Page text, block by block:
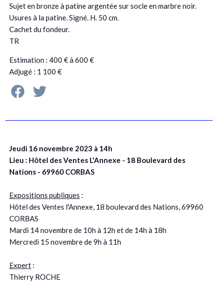
Sujet en bronze à patine argentée sur socle en marbre noir.
Usures à la patine. Signé. H. 50 cm.
Cachet du fondeur.
TR
Estimation : 400 € à 600 €
Adjugé : 1 100 €
Jeudi 16 novembre 2023 à 14h
Lieu : Hôtel des Ventes L'Annexe - 18 Boulevard des
Nations - 69960 CORBAS
Expositions publiques :
Hôtel des Ventes l'Annexe, 18 boulevard des Nations, 69960
CORBAS
Mardi 14 novembre de 10h à 12h et de 14h à 18h
Mercredi 15 novembre de 9h à 11h
Expert:
Thierry ROCHE